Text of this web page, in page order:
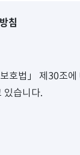
침
호법」 제30조
있습니다.